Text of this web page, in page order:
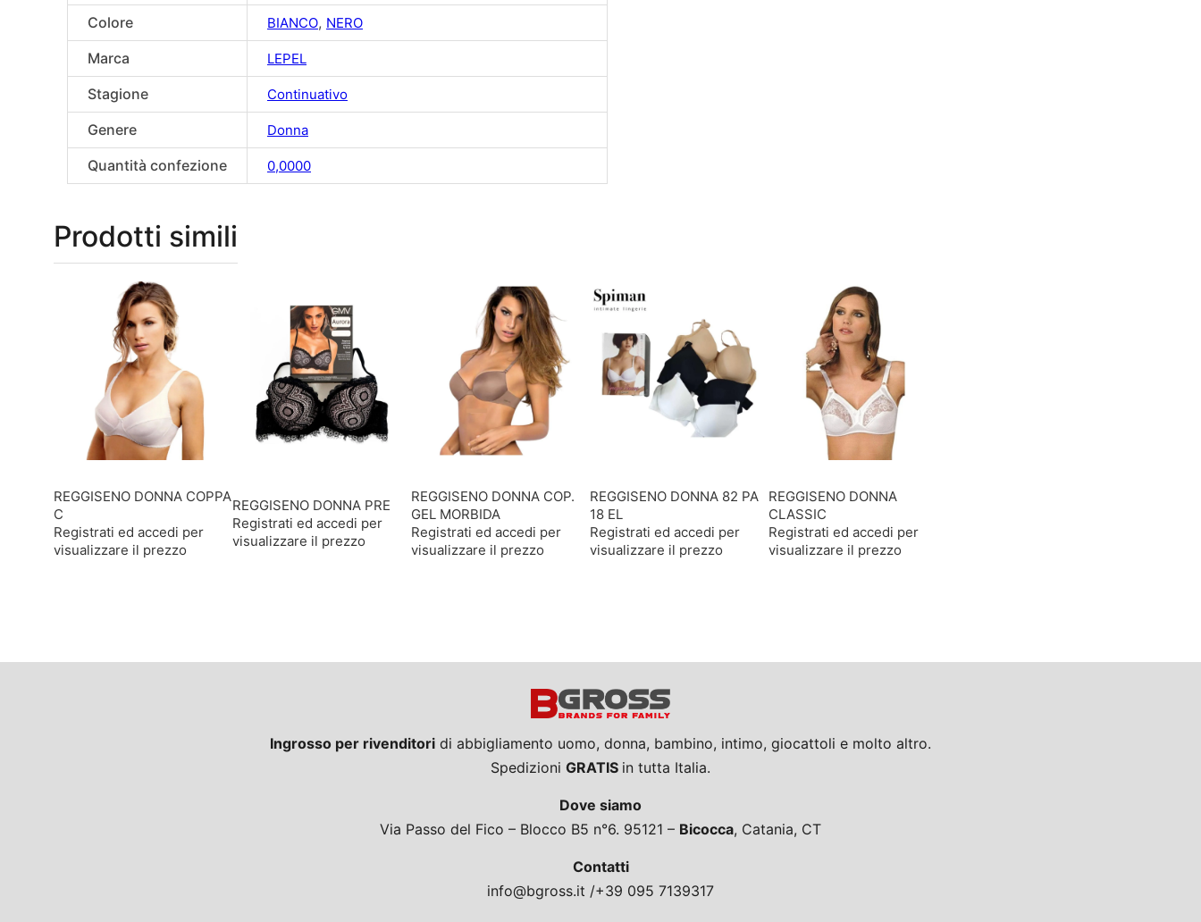
Colore
BIANCO, NERO
Marca LEPEL
Stagione Continuativo
Genere Donna
Quantità confezione 0,0000
Prodotti simili
REGGISENO DONNA COPPA
C
Registrati ed accedi per
visualizzare il prezzo
REGGISENO DONNA PRE
Registrati ed accedi per
visualizzare il prezzo
REGGISENO DONNA COP.
GEL MORBIDA
Registrati ed accedi per
visualizzare il prezzo
REGGISENO DONNA 82 PA
18 EL
Registrati ed accedi per
visualizzare il prezzo
REGGISENO DONNA
CLASSIC
Registrati ed accedi per
visualizzare il prezzo
Ingrosso per rivenditori di abbigliamento uomo, donna, bambino, intimo, giocattoli e molto altro.
Spedizioni GRATIS in tutta Italia.
Dove siamo
Via Passo del Fico – Blocco B5 n°6. 95121 – Bicocca, Catania, CT
Contatti
info@bgross.it /+39 095 7139317